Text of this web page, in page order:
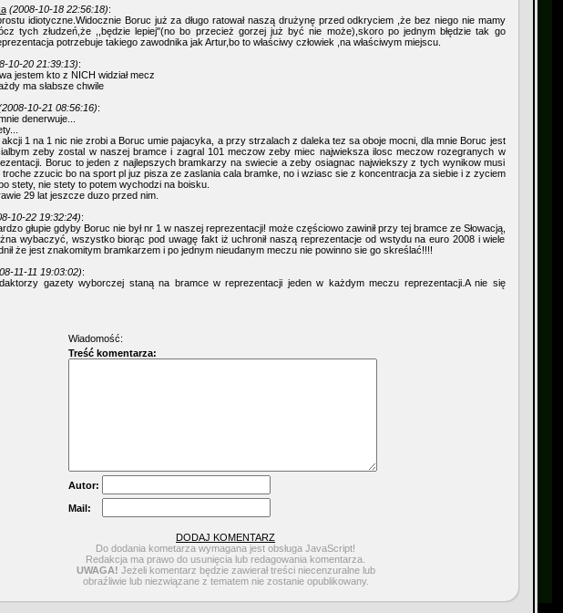
(2008-10-18 22:56:18):
idiotyczne.Widocznie Boruc już za długo ratował naszą drużynę przed odkryciem ,że bez niego nie mamy
tych złudzeń,że ,,będzie lepiej"(no bo przecież gorzej już być nie może),skoro po jednym błędzie tak go
potrzebuje takiego zawodnika jak Artur,bo to właściwy człowiek ,na właściwym miejscu.
10-20 21:39:13):
jestem kto z NICH widział mecz
ma słabsze chwile
10-21 08:56:16):
denerwuje...
1 na 1 nic nie zrobi a Boruc umie pajacyka, a przy strzalach z daleka tez sa oboje mocni, dla mnie Boruc jest
zeby zostal w naszej bramce i zagral 101 meczow zeby miec najwieksza ilosc meczow rozegranych w
Boruc to jeden z najlepszych bramkarzy na swiecie a zeby osiagnac najwiekszy z tych wynikow musi
troche zzucic bo na sport pl juz pisza ze zaslania cala bramke, no i wziasc sie z koncentracja za siebie i z zyciem
stety, nie stety to potem wychodzi na boisku.
29 lat jeszcze duzo przed nim.
10-22 19:32:24):
głupie gdyby Boruc nie był nr 1 w naszej reprezentacji! może częściowo zawinił przy tej bramce ze Słowacją,
wybaczyć, wszystko biorąc pod uwagę fakt iż uchronił naszą reprezentacje od wstydu na euro 2008 i wiele
że jest znakomitym bramkarzem i po jednym nieudanym meczu nie powinno sie go skreślać!!!!
11-11 19:03:02):
gazety wyborczej staną na bramce w reprezentacji jeden w każdym meczu reprezentacji.A nie się
Wiadomość:
Treść komentarza:
Autor:
Mail:
DODAJ KOMENTARZ
Do dodania kometarza wymagana jest obsługa JavaScript!
Redakcja ma prawo do usunięcia lub redagowania komentarza.
UWAGA! Jeżeli komentarz będzie zawierał treści niecenzuralne lub
obraźliwie lub niezwiązane z tematem nie zostanie opublikowany.